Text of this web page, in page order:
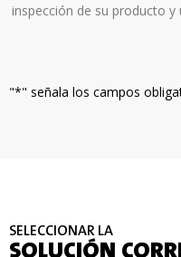
inspección de su producto
"*" señala los campos
SELECCIONAR LA
SOLUCIÓN